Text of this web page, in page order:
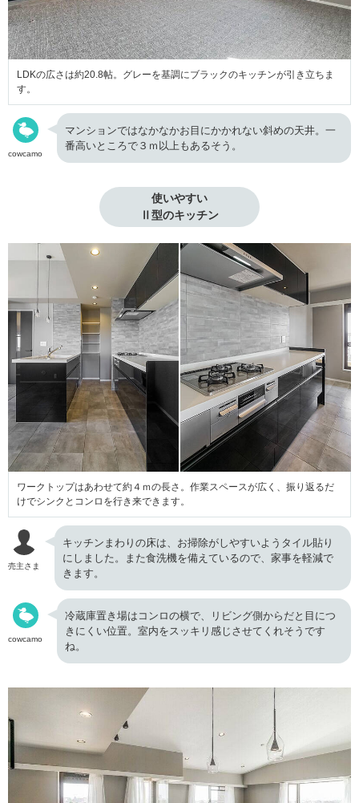
LDKの広さは約20.8帖。グレーを基調にブラックのキッチンが引き立ちま
す。
cowcamo
マンションではなかなかお目にかかれない斜めの天井。一
番高いところで３ｍ以上もあるそう。
使いやすい
Ⅱ型のキッチン
ワークトップはあわせて約４ｍの長さ。作業スペースが広く、振り返るだ
けでシンクとコンロを行き来できます。
売主さま
キッチンまわりの床は、お掃除がしやすいようタイル貼り
にしました。また食洗機を備えているので、家事を軽減で
きます。
cowcamo
冷蔵庫置き場はコンロの横で、リビング側からだと目につ
きにくい位置。室内をスッキリ感じさせてくれそうです
ね。